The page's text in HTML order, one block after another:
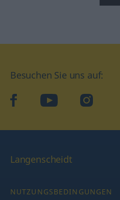
Besuchen Sie uns auf:
facebookYouTube Instagram
Langenscheidt
NUTZUNGSBEDINGUNGEN